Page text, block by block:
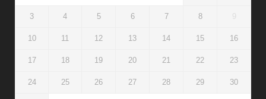
3 4 5 6 7 8
10 11 12 13 14 15 16
17 18 19 20 21 22 23
24 25 26 27 28 29 30